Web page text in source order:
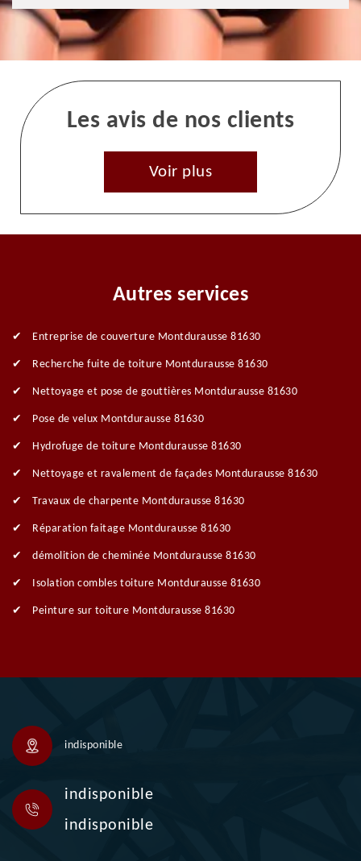
Les avis de nos clients
Voir plus
Autres services
Entreprise de couverture Montdurausse 81630
Recherche fuite de toiture Montdurausse 81630
Nettoyage et pose de gouttières Montdurausse 81630
Pose de velux Montdurausse 81630
Hydrofuge de toiture Montdurausse 81630
Nettoyage et ravalement de façades Montdurausse 81630
Travaux de charpente Montdurausse 81630
Réparation faitage Montdurausse 81630
démolition de cheminée Montdurausse 81630
Isolation combles toiture Montdurausse 81630
Peinture sur toiture Montdurausse 81630
indisponible
indisponible
indisponible